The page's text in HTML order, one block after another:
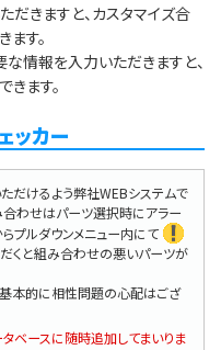
だきますと、カスタマイズ合
す。
な情報を入力いただきますと、
ます。
ッカー
だけるよう弊社WEBシステムで
わせはパーツ選択時にアラー
らプルダウンメニュー内にて
くと組み合わせの悪いパーツが
本的に相性問題の心配はござ
ベースに随時追加してまいりま